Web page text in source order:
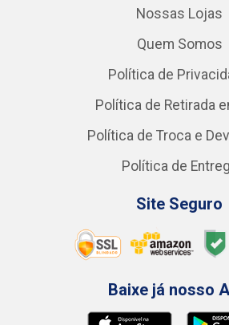
Nossas Lojas
Quem Somos
Política de
Política de Retirada
Política de Troca e
Política de
Site Seguro
Baixe já nosso